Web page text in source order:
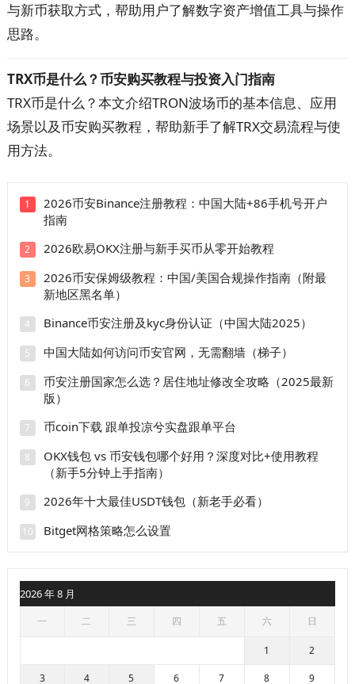
与新币获取方式，帮助用户了解数字资产增值工具与操作
思路。
TRX币是什么？币安购买教程与投资入门指南
TRX币是什么？本文介绍TRON波场币的基本信息、应用
场景以及币安购买教程，帮助新手了解TRX交易流程与使
用方法。
1
2026币安Binance注册教程：中国大陆+86手机号开户
指南
2 2026欧易OKX注册与新手买币从零开始教程
3
2026币安保姆级教程：中国/美国合规操作指南（附最
新地区黑名单）
4 Binance币安注册及kyc身份认证（中国大陆2025）
5 中国大陆如何访问币安官网，无需翻墙（梯子）
6
币安注册国家怎么选？居住地址修改全攻略（2025最新
版）
7 币coin下载 跟单投凉兮实盘跟单平台
8
OKX钱包 vs 币安钱包哪个好用？深度对比+使用教程
（新手5分钟上手指南）
9 2026年十大最佳USDT钱包（新老手必看）
10 Bitget网格策略怎么设置
2026 年 8 月
一 二 三 四 五 六 日
1 2
3 4 5 6 7 8 9